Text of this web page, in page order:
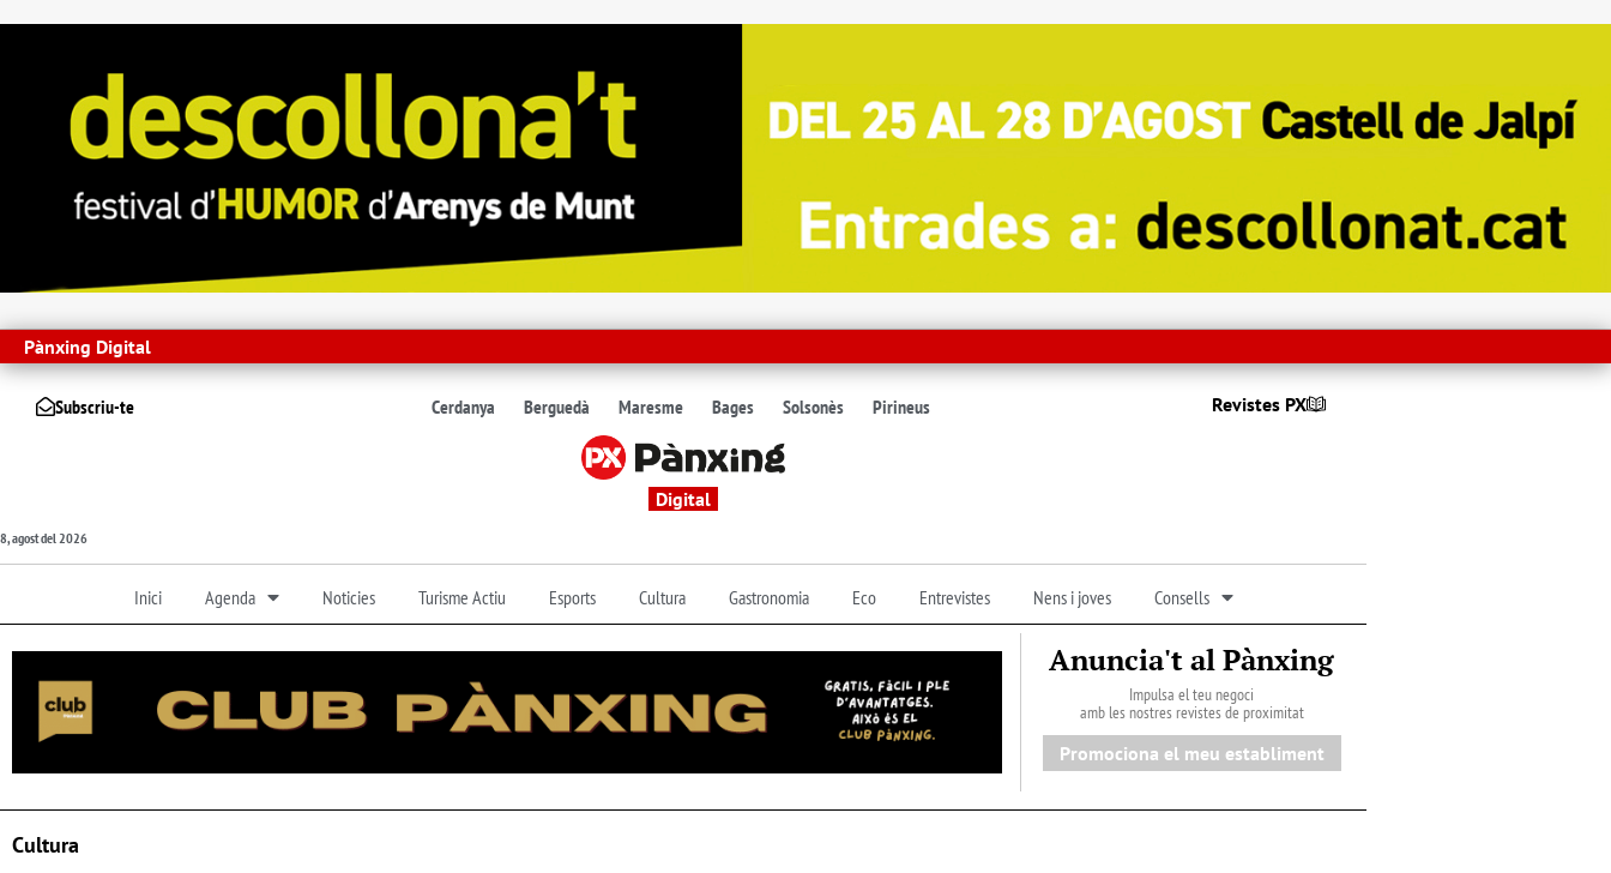
Pànxing Digital
Subscriu-te Cerdanya Berguedà Maresme Bages Solsonès Pirineus Revistes PX
Digital
8, agost del 2026
Inici Agenda Noticies Turisme Actiu Esports Cultura Gastronomia Eco Entrevistes Nens i joves Consells
Anuncia't al Pànxing
Impulsa el teu negoci
amb les nostres revistes de proximitat
Promociona el meu establiment
Cultura